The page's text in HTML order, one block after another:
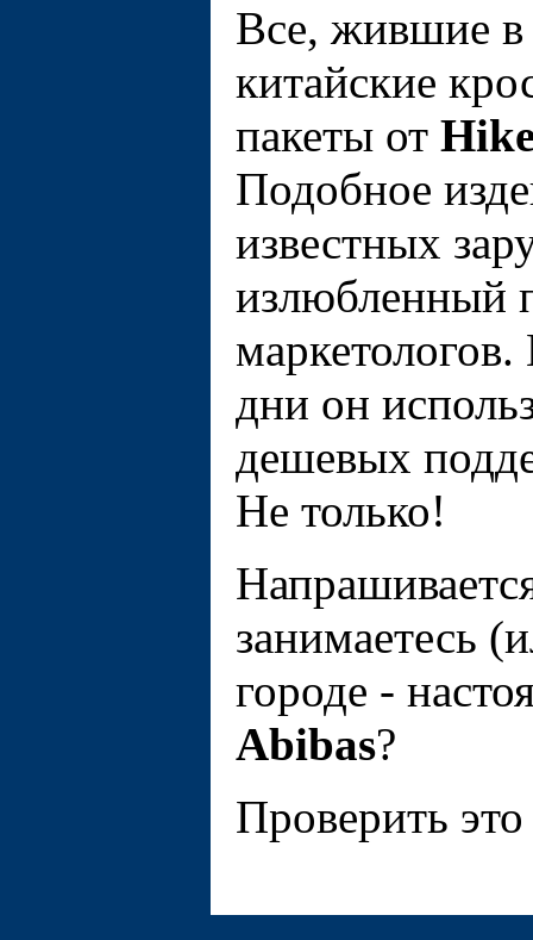
Все, жившие
китайские
пакеты от
Подобное
известных
излюбленный
дни он
дешeвых
Не только!
занимаетесь
городе -
Abibas?
Проверить